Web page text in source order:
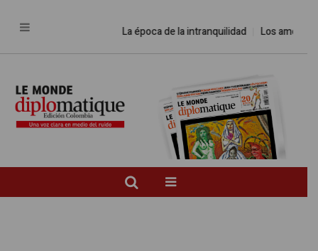
La época de la intranquilidad Los amos